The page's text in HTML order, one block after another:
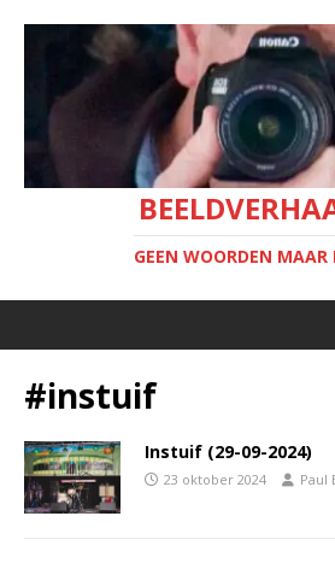
GEEN WOORDEN MAAR
#instuif
Instuif (29-09-2024)
23 oktober 2024 Paul